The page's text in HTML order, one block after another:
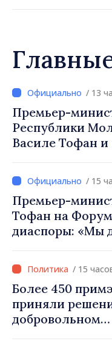
/ 13
Перспективы
турецкого
обсудили
посол Турции
Мустафа
/ 15
Премьер-
Тофан на
диаспоры: «Мы
уверенность в
Республика
движется в
направлении»
/ 15
Более 450
приняли
добровольном